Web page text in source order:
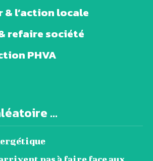
& l’action locale
refaire société
PHVA
...